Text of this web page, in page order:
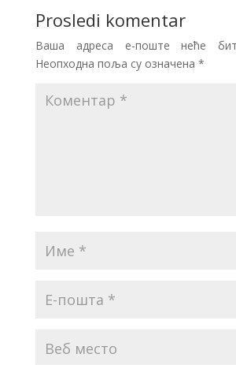
Prosledi komentar
Ваша адреса е-поште неће
Неопходна поља су означена *